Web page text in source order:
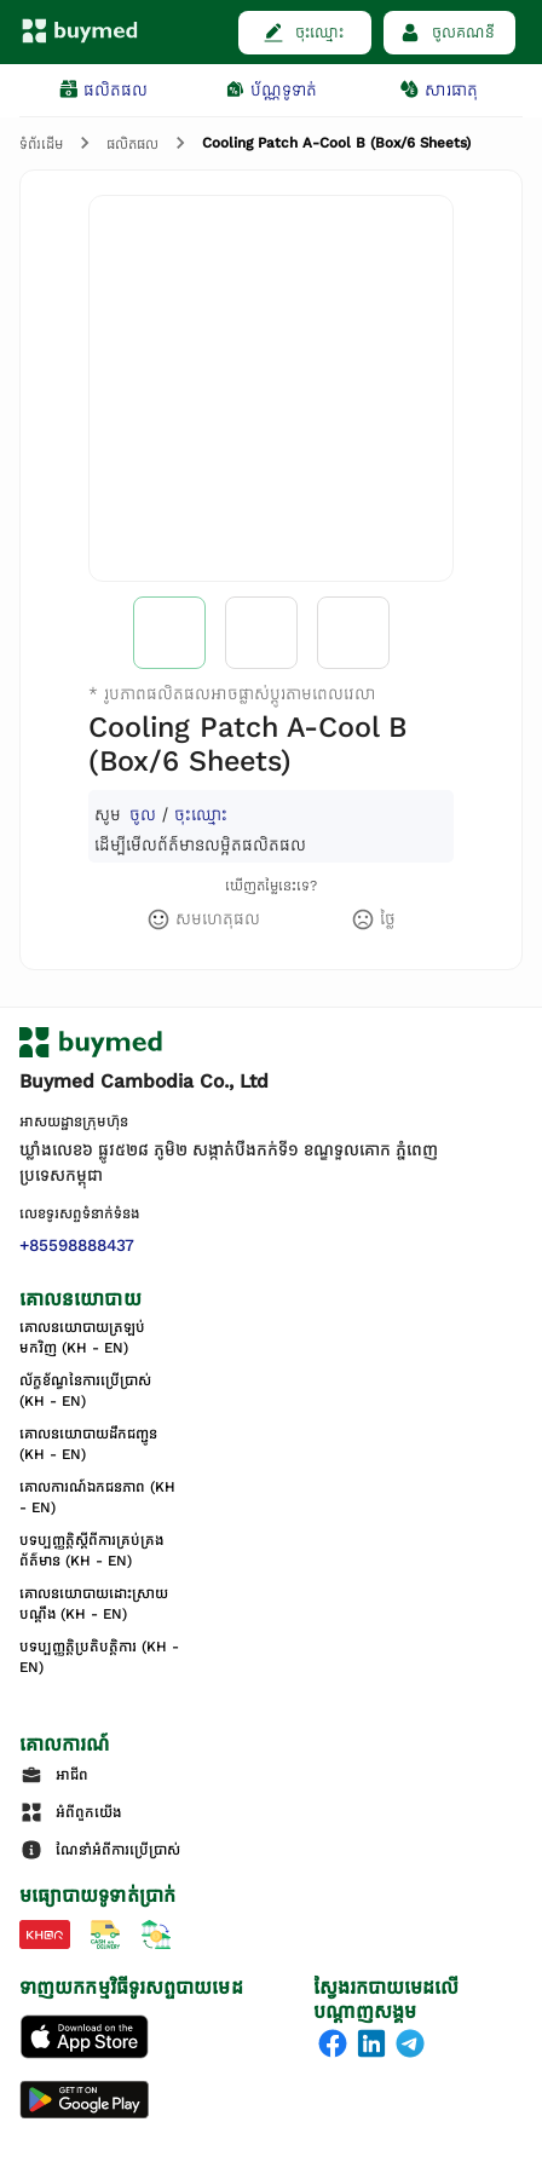
ចុះឈ្មោះ ចូលគណនី
ផលិតផល ប័ណ្ណទូទាត់ សារធាតុ
ទំព័រដើម ផលិតផល Cooling Patch A-Cool B (Box/6 Sheets)
* រូបភាពផលិតផលអាចផ្លាស់ប្តូរតាមពេលវេលា
Cooling Patch A-Cool B
(Box/6 Sheets)
សូម ចូល / ចុះឈ្មោះ
ដើម្បីមើលព័ត៌មានលម្អិតផលិតផល
ឃើញតម្លៃនេះទេ?
សមហេតុផល ថ្លៃ
Buymed Cambodia Co., Ltd
អាសយដ្ឋានក្រុមហ៊ុន
ឃ្លាំងលេខ៦ ផ្លូវ៥២៨ ភូមិ២ សង្កាត់់បឹងកក់ទី១ ខណ្ឌទួលគោក ភ្នំពេញ
ប្រទេសកម្ពុជា
លេខទូរសព្ទទំនាក់ទំនង
+85598888437
គោលនយោបាយ
គោលនយោបាយត្រឡប់
មកវិញ (KH - EN)
ល័ក្ខខ័ណ្ឌនៃការប្រើប្រាស់
(KH - EN)
គោលនយោបាយដឹកជញ្ជូន
(KH - EN)
គោលការណ៍ឯកជនភាព (KH
- EN)
បទប្បញ្ញត្តិស្តីពីការគ្រប់គ្រង
ព័ត៌មាន (KH - EN)
គោលនយោបាយដោះស្រាយ
បណ្ដឹង (KH - EN)
បទប្បញ្ញត្តិប្រតិបត្តិការ (KH -
EN)
គោលការណ៍
អាជីព
អំពីពួកយើង
ណែនាំអំពីការប្រើប្រាស់
មធ្យោបាយទូទាត់ប្រាក់
ស្វែងរកបាយមេដលើ
បណ្តាញសង្គម
ទាញយកកម្មវិធីទូរសព្ទបាយមេដ